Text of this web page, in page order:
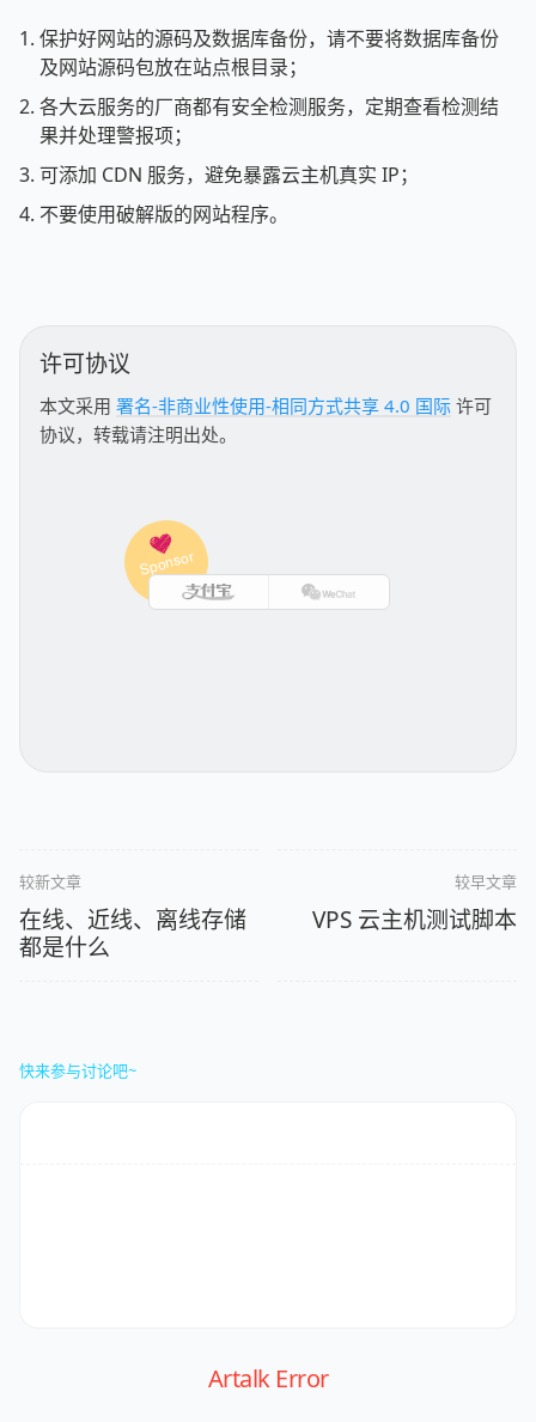
保护好网站的源码及数据库备份，请不要将数据库备份
及网站源码包放在站点根目录；
各大云服务的厂商都有安全检测服务，定期查看检测结
果并处理警报项；
可添加 CDN 服务，避免暴露云主机真实 IP；
不要使用破解版的网站程序。
许可协议
本文采用 署名-非商业性使用-相同方式共享 4.0 国际 许可
协议，转载请注明出处。
较新文章
在线、近线、离线存储
都是什么
较早文章
VPS 云主机测试脚本
快来参与讨论吧~
Artalk Error